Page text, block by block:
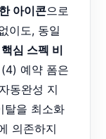
아이콘으로
이도, 동일
핵심 스펙 비
예약 폼은
동완성 지
탈을 최소화
의존하지